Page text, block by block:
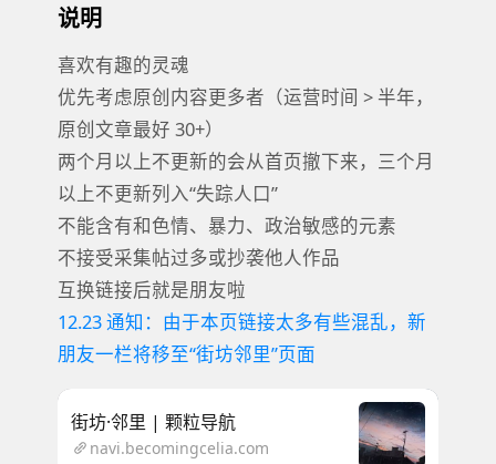
说明
喜欢有趣的灵魂
优先考虑原创内容更多者（运营时间 > 半年，
原创文章最好 30+）
两个月以上不更新的会从首页撤下来，三个月
以上不更新列入“失踪人口”
不能含有和色情、暴力、政治敏感的元素
不接受采集帖过多或抄袭他人作品
互换链接后就是朋友啦
12.23 通知：由于本页链接太多有些混乱，新
朋友一栏将移至“街坊邻里”页面
街坊·邻里 | 颗粒导航
navi.becomingcelia.com